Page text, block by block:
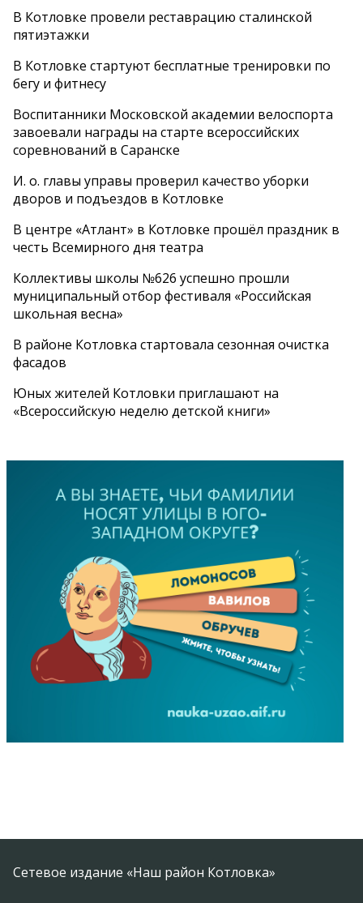
В Котловке провели реставрацию сталинской
пятиэтажки
В Котловке стартуют бесплатные тренировки по
бегу и фитнесу
Воспитанники Московской академии велоспорта
завоевали награды на старте всероссийских
соревнований в Саранске
И. о. главы управы проверил качество уборки
дворов и подъездов в Котловке
В центре «Атлант» в Котловке прошёл праздник в
честь Всемирного дня театра
Коллективы школы №626 успешно прошли
муниципальный отбор фестиваля «Российская
школьная весна»
В районе Котловка стартовала сезонная очистка
фасадов
Юных жителей Котловки приглашают на
«Всероссийскую неделю детской книги»
Сетевое издание «Наш район Котловка»